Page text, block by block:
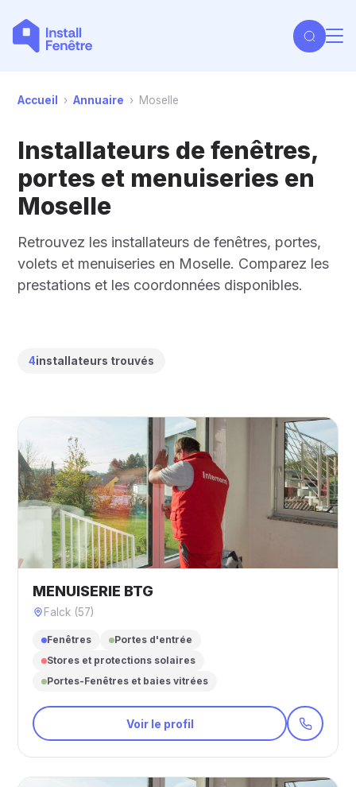
Accueil › Annuaire › Moselle
Installateurs de fenêtres,
portes et menuiseries en
Moselle
Retrouvez les installateurs de fenêtres, portes,
volets et menuiseries en Moselle. Comparez les
prestations et les coordonnées disponibles.
4installateurs trouvés
MENUISERIE BTG
Falck (57)
Fenêtres
Portes d'entrée
Stores et protections solaires
Portes-Fenêtres et baies vitrées
Voir le profil